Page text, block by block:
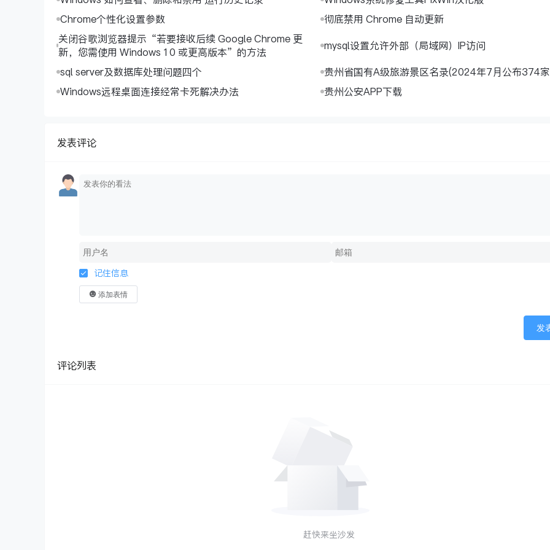
Chrome个性化设置参数
彻底禁用 Chrome 自动更新
关闭谷歌浏览器提示“若要接收后续 Google Chrome 更
新，您需使用 Windows 10 或更高版本”的方法
mysql设置允许外部（局域网）IP访问
sql server及数据库处理问题四个
贵州省国有A级旅游景区名录(2024年7月公布374
Windows远程桌面连接经常卡死解决办法
贵州公安APP下载
发表评论
记住信息
添加表情
发
评论列表
赶快来坐沙发